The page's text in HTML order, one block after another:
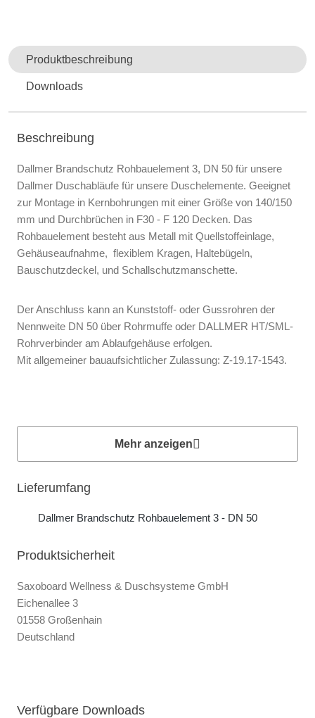
Produktbeschreibung
Downloads
Beschreibung
Dallmer Brandschutz Rohbauelement 3, DN 50 für unsere
Dallmer Duschabläufe für unsere Duschelemente. Geeignet
zur Montage in Kernbohrungen mit einer Größe von 140/150
mm und Durchbrüchen in F30 - F 120 Decken. Das
Rohbauelement besteht aus Metall mit Quellstoffeinlage,
Gehäuseaufnahme, flexiblem Kragen, Haltebügeln,
Bauschutzdeckel, und Schallschutzmanschette.
Der Anschluss kann an Kunststoff- oder Gussrohren der
Nennweite DN 50 über Rohrmuffe oder DALLMER HT/SML-
Rohrverbinder am Ablaufgehäuse erfolgen.
Mit allgemeiner bauaufsichtlicher Zulassung: Z-19.17-1543.
Lieferumfang
Dallmer Brandschutz Rohbauelement 3 - DN 50
Produktsicherheit
Saxoboard Wellness & Duschsysteme GmbH
Eichenallee 3
01558 Großenhain
Deutschland
Mehr anzeigen
Verfügbare Downloads